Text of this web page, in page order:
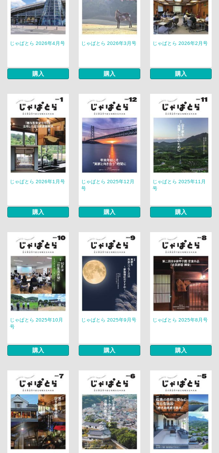
じゃぱとら 2026年4月号
購入
じゃぱとら 2026年3月号
購入
じゃぱとら 2026年2月号
購入
じゃぱとら 2026年1月号
購入
じゃぱとら 2025年12月
号
購入
じゃぱとら 2025年11月
号
購入
じゃぱとら 2025年10月
号
購入
じゃぱとら 2025年9月号
購入
じゃぱとら 2025年8月号
購入